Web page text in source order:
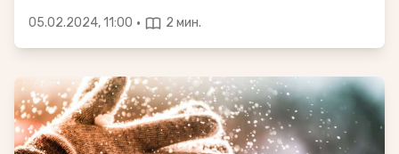
05.02.2024, 11:00 · 2 мин.